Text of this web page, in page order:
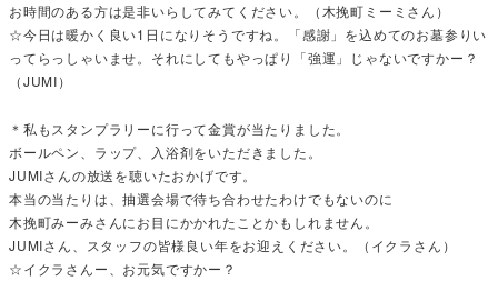
お時間のある方は是非いらしてみてください。（木挽町ミーミさん）
☆今日は暖かく良い1日になりそうですね。「感謝」を込めてのお墓参りい
ってらっしゃいませ。それにしてもやっぱり「強運」じゃないですかー？
（JUMI）
＊私もスタンプラリーに行って金賞が当たりました。
ボールペン、ラップ、入浴剤をいただきました。
JUMIさんの放送を聴いたおかげです。
本当の当たりは、抽選会場で待ち合わせたわけでもないのに
木挽町みーみさんにお目にかかれたことかもしれません。
JUMIさん、スタッフの皆様良い年をお迎えください。（イクラさん）
☆イクラさんー、お元気ですかー？